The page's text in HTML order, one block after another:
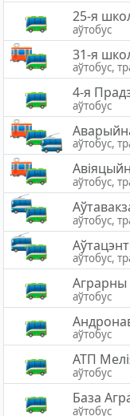
25-я
аўтобус
31-я
аўтобус,
4-я
аўтобус
аўтобус,
аўтобус,
аўтобус,
аўтобус,
Аграрны
аўтобус
аўтобус
АТП
аўтобус
База
аўтобус